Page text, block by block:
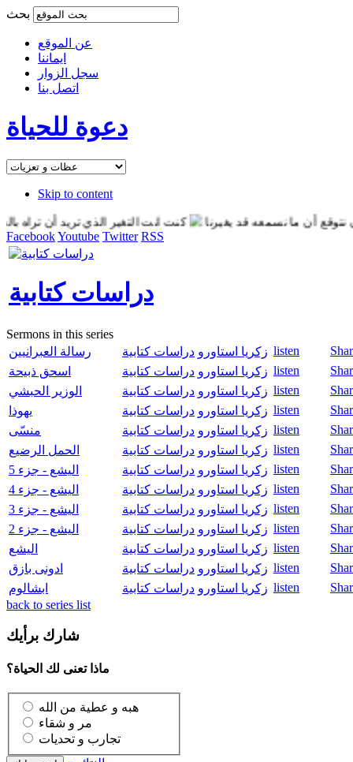
عن الموقع
ايماننا
سجل الزوار
اتصل بنا
دعوة للحياة
Skip to content
أن ما نسمعه قد يغيرنا
كنت انت التغير الذي تريد أن تراه بالعالم
FacebookYoutube Twitter RSS
دراسات كتابية
Sermons in this series
رسالة العبرانيين
دراسات كتابية زكريا استاورو listen
اسحق ذبيحة
دراسات كتابية زكريا استاورو listen
الوزير الحبشي
دراسات كتابية زكريا استاورو listen
يهوذا
دراسات كتابية زكريا استاورو listen
منسّى
دراسات كتابية زكريا استاورو listen
الحمل الرضيع
دراسات كتابية زكريا استاورو listen
اليشع - جزء 5
دراسات كتابية زكريا استاورو listen
اليشع - جزء 4
دراسات كتابية زكريا استاورو listen
اليشع - جزء 3
دراسات كتابية زكريا استاورو listen
اليشع - جزء 2
دراسات كتابية زكريا استاورو listen
اليشع
دراسات كتابية زكريا استاورو listen
ادونى بازق
دراسات كتابية زكريا استاورو listen
ابشالوم
دراسات كتابية زكريا استاورو listen
back to series list
شارك برأيك
ماذا تعنى لك الحياة؟